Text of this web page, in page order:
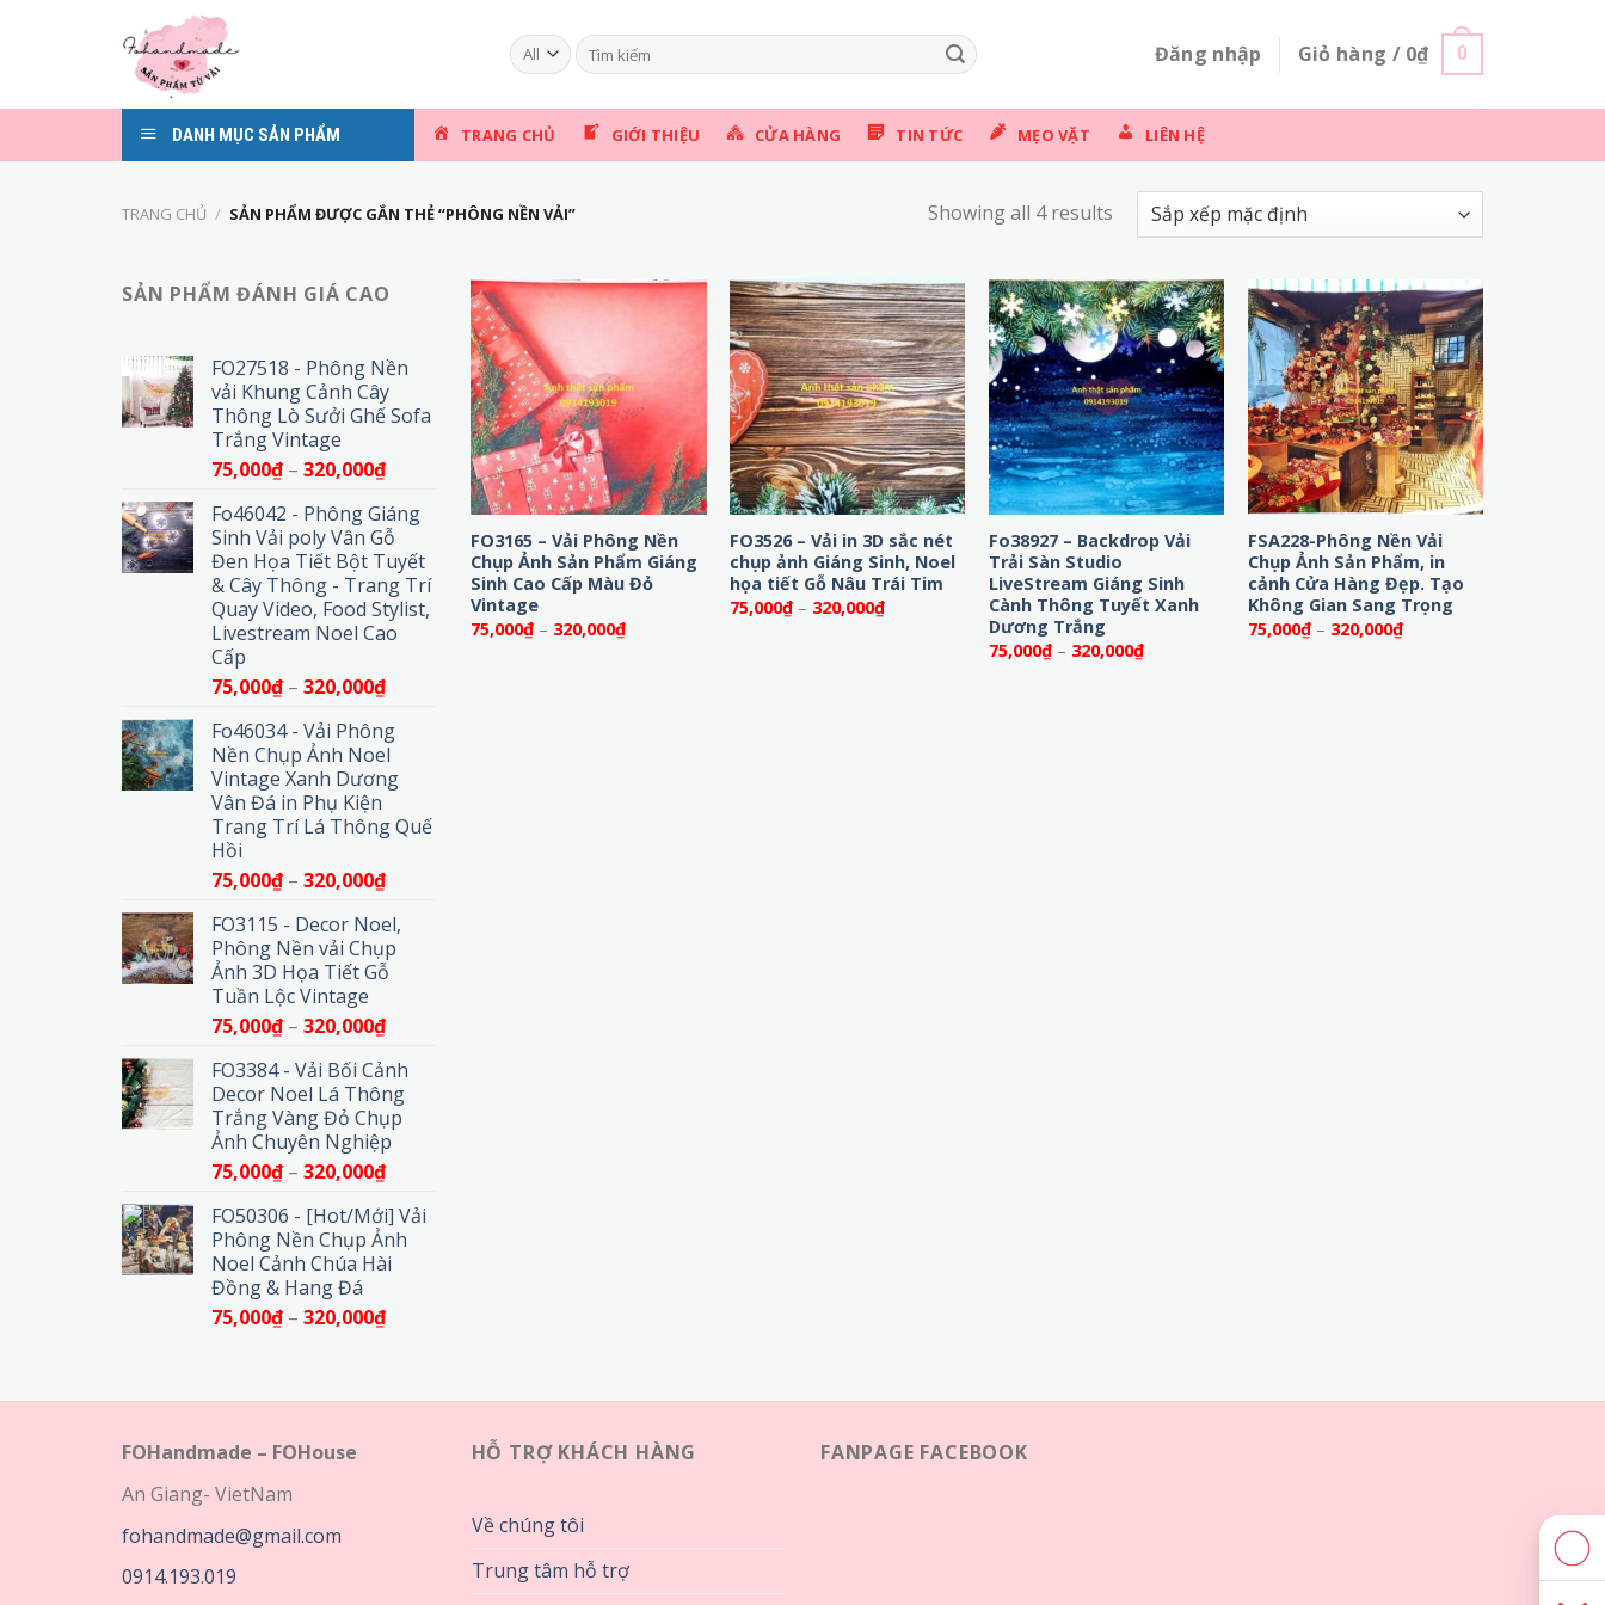
Tìm
kiếm:
Đăng nhập Giỏ hàng / 0₫ 0
DANH MỤC SẢN PHẨM TRANG CHỦ GIỚI THIỆU CỬA HÀNG TIN TỨC MẸO VẶT LIÊN HỆ
TRANG CHỦ / SẢN PHẨM ĐƯỢC GẮN THẺ “PHÔNG NỀN VẢI” Showing all 4 results
SẢN PHẨM ĐÁNH GIÁ CAO
FO27518 - Phông Nền
vải Khung Cảnh Cây
Thông Lò Sưởi Ghế Sofa
Trắng Vintage
75,000₫ – 320,000₫Khoảng
từ
75,000₫
đến
320,000₫
Fo46042 - Phông Giáng
Sinh Vải poly Vân Gỗ
Đen Họa Tiết Bột Tuyết
& Cây Thông - Trang Trí
Quay Video, Food Stylist,
Livestream Noel Cao
Cấp
75,000₫ – 320,000₫Khoảng
từ
75,000₫
đến
320,000₫
Fo46034 - Vải Phông
Nền Chụp Ảnh Noel
Vintage Xanh Dương
Vân Đá in Phụ Kiện
Trang Trí Lá Thông Quế
Hồi
75,000₫ – 320,000₫Khoảng
từ
75,000₫
đến
FO3115 - Decor Noel,
Phông Nền vải Chụp
Ảnh 3D Họa Tiết Gỗ
Tuần Lộc Vintage
75,000₫ – 320,000₫Khoảng
từ
75,000₫
đến
320,000₫
FO3384 - Vải Bối Cảnh
Decor Noel Lá Thông
Trắng Vàng Đỏ Chụp
Ảnh Chuyên Nghiệp
75,000₫ – 320,000₫Khoảng
từ
75,000₫
đến
FO50306 - [Hot/Mới] Vải
Phông Nền Chụp Ảnh
Noel Cảnh Chúa Hài
Đồng & Hang Đá
75,000₫ – 320,000₫Khoảng
FO3165 – Vải Phông Nền
Chụp Ảnh Sản Phẩm Giáng
Sinh Cao Cấp Màu Đỏ
Vintage
75,000₫ – 320,000₫Khoảng
FO3526 – Vải in 3D sắc nét
chụp ảnh Giáng Sinh, Noel
họa tiết Gỗ Nâu Trái Tim
75,000₫ – 320,000₫Khoảng
Fo38927 – Backdrop Vải
Trải Sàn Studio
LiveStream Giáng Sinh
Cành Thông Tuyết Xanh
Dương Trắng
75,000₫ – 320,000₫Khoảng
FSA228-Phông Nền Vải
Chụp Ảnh Sản Phẩm, in
cảnh Cửa Hàng Đẹp. Tạo
Không Gian Sang Trọng
75,000₫ – 320,000₫Khoảng
giá:
FOHandmade – FOHouse
An Giang- VietNam
fohandmade@gmail.com
0914.193.019
HỖ TRỢ KHÁCH HÀNG
Về chúng tôi
Trung tâm hỗ trợ
FANPAGE FACEBOOK